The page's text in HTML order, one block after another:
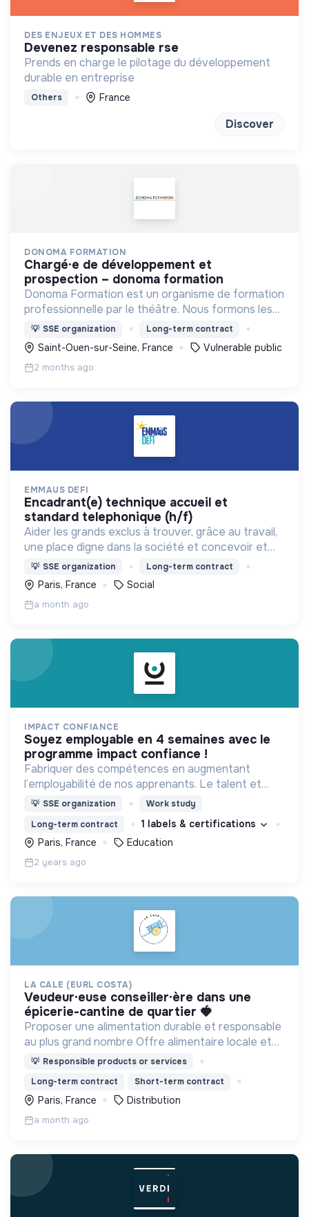
DES ENJEUX ET DES HOMMES
devenez responsable rse
Prends en charge le pilotage du développement
durable en entreprise
Others France
Discover
DONOMA FORMATION
chargé·e de développement et
prospection – donoma formation
Donoma Formation est un organisme de formation
professionnelle par le théâtre. Nous formons les
professionnels qui accompagnent les publics
vulnérables (gérontologie, handicap et grande
précarité).
💡 SSE organization Long-term contract
Saint-Ouen-sur-Seine, France Vulnerable public
2 months ago
EMMAUS DEFI
encadrant(e) technique accueil et
standard telephonique (h/f)
Aider les grands exclus à trouver, grâce au travail,
une place digne dans la société et concevoir et
déployer un ensemble d’actions cohérentes pour
lutter contre l’exclusion.
💡 SSE organization Long-term contract
Paris, France Social
a month ago
IMPACT CONFIANCE
soyez employable en 4 semaines avec le
programme impact confiance !
Fabriquer des compétences en augmentant
l’employabilité de nos apprenants. Le talent et
l’envie valent autant que le diplôme.
💡 SSE organization
Work study
Long-term contract
1 labels & certifications
Paris, France
Education
2 years ago
LA CALE (EURL COSTA)
veudeur·euse conseiller·ère dans une
épicerie-cantine de quartier 🍓​
Proposer une alimentation durable et responsable
au plus grand nombre Offre alimentaire locale et
bio.
💡 Responsible products or services
Long-term contract
Short-term contract
Paris, France Distribution
a month ago